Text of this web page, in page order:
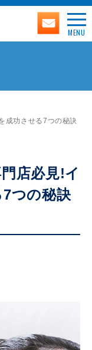
MENU
成功させる7つの秘訣
店必見!イ
つの秘訣